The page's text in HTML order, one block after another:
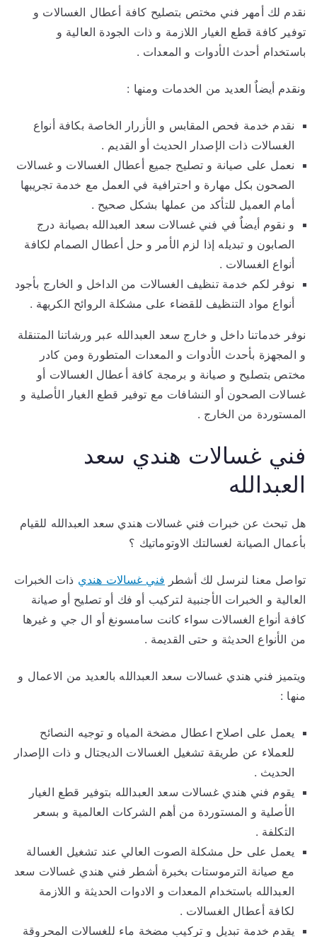
نقدم لك أمهر فني مختص بتصليح كافة أعطال الغسالات و
توفير كافة قطع الغيار اللازمة و ذات الجودة العالية و
باستخدام أحدث الأدوات و المعدات .
ونقدم أيضاٌ العديد من الخدمات ومنها :
نقدم خدمة فحص المقابس و الأزرار الخاصة بكافة أنواع
الغسالات ذات الإصدار الحديث أو القديم .
نعمل على صيانة و تصليح جميع أعطال الغسالات و غسالات
الصحون بكل مهارة و احترافية في العمل مع خدمة تجريبها
أمام العميل للتأكد من عملها بشكل صحيح .
و نقوم أيضاٌ في فني غسالات سعد العبدالله بصيانة درج
الصابون و تبديله إذا لزم الأمر و حل أعطال الصمام لكافة
أنواع الغسالات .
نوفر لكم خدمة تنظيف الغسالات من الداخل و الخارج بأجود
أنواع مواد التنظيف للقضاء على مشكلة الروائح الكريهة .
نوفر خدماتنا داخل و خارج سعد العبدالله عبر ورشاتنا المتنقلة
و المجهزة بأحدث الأدوات و المعدات المتطورة ومن كادر
مختص بتصليح و صيانة و برمجة كافة أعطال الغسالات أو
غسالات الصحون أو النشافات مع توفير قطع الغيار الأصلية و
المستوردة من الخارج .
فني غسالات هندي سعد
العبدالله
هل تبحث عن خبرات فني غسالات هندي سعد العبدالله للقيام
بأعمال الصيانة لغسالتك الاوتوماتيك ؟
تواصل معنا لنرسل لك أشطر فني غسالات هندي ذات الخبرات
العالية و الخبرات الأجنبية لتركيب أو فك أو تصليح أو صيانة
كافة أنواع الغسالات سواء كانت سامسونغ أو ال جي و غيرها
من الأنواع الحديثة و حتى القديمة .
ويتميز فني هندي غسالات سعد العبدالله بالعديد من الاعمال و
منها :
يعمل على اصلاح اعطال مضخة المياه و توجيه النصائح
للعملاء عن طريقة تشغيل الغسالات الديجتال و ذات الإصدار
الحديث .
يقوم فني هندي غسالات سعد العبدالله بتوفير قطع الغيار
الأصلية و المستوردة من أهم الشركات العالمية و بسعر
التكلفة .
يعمل على حل مشكلة الصوت العالي عند تشغيل الغسالة
مع صيانة الترموستات بخبرة أشطر فني هندي غسالات سعد
العبدالله باستخدام المعدات و الادوات الحديثة و اللازمة
لكافة أعطال الغسالات .
يقدم خدمة تبديل و تركيب مضخة ماء للغسالات المحروقة